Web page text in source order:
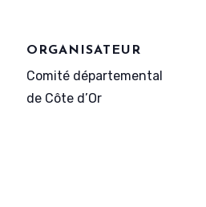
ORGANISATEUR
Comité départemental
de Côte d’Or